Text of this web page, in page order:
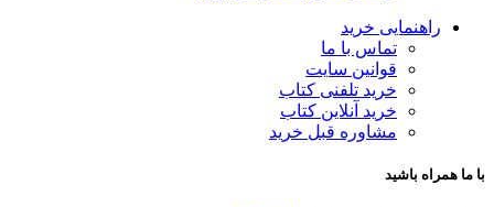
راهنمایی خرید
تماس با ما
قوانین سایت
خرید تلفنی کتاب
خرید آنلاین کتاب
مشاوره قبل خرید
با ما همراه باشید